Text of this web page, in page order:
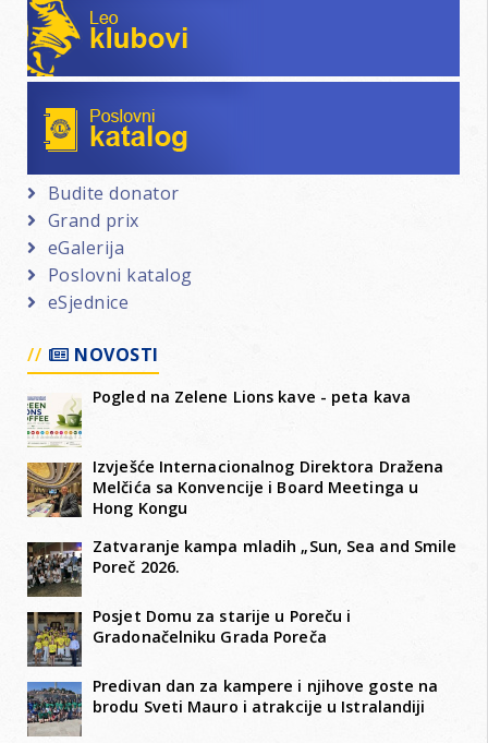
Budite donator
Grand prix
eGalerija
Poslovni katalog
eSjednice
NOVOSTI
Pogled na Zelene Lions kave - peta kava
Izvješće Internacionalnog Direktora Dražena
Melčića sa Konvencije i Board Meetinga u
Hong Kongu
Zatvaranje kampa mladih „Sun, Sea and Smile
Poreč 2026.
Posjet Domu za starije u Poreču i
Gradonačelniku Grada Poreča
Predivan dan za kampere i njihove goste na
brodu Sveti Mauro i atrakcije u Istralandiji